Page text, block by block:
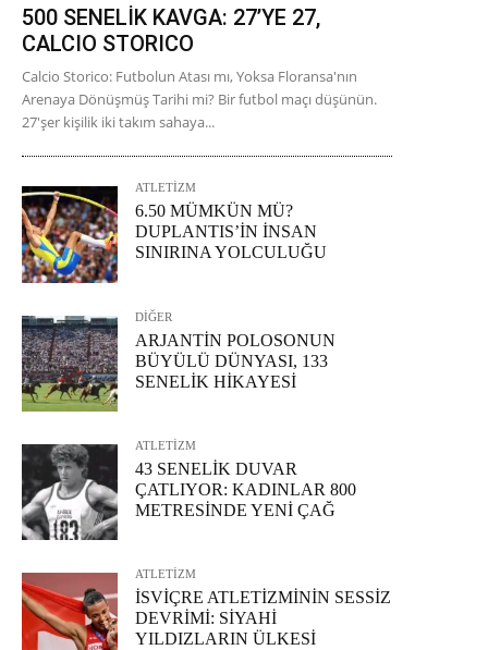
500 SENELİK KAVGA: 27’YE 27,
CALCIO STORICO
Calcio Storico: Futbolun Atası mı, Yoksa Floransa'nın
Arenaya Dönüşmüş Tarihi mi? Bir futbol maçı düşünün.
27'şer kişilik iki takım sahaya...
ATLETİZM
6.50 MÜMKÜN MÜ?
DUPLANTIS’İN İNSAN
SINIRINA YOLCULUĞU
DİĞER
ARJANTİN POLOSONUN
BÜYÜLÜ DÜNYASI, 133
SENELİK HİKAYESİ
ATLETİZM
43 SENELİK DUVAR
ÇATLIYOR: KADINLAR 800
METRESİNDE YENİ ÇAĞ
ATLETİZM
İSVİÇRE ATLETİZMİNİN SESSİZ
DEVRİMİ: SİYAHİ
YILDIZLARIN ÜLKESİ